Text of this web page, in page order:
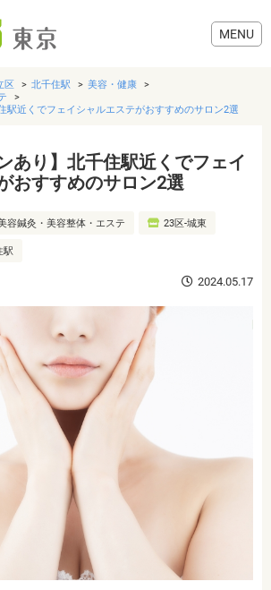
区 北千住駅
美容・健康
駅近くでフェイシャルエステがおすすめのサロン2選
あり】北千住駅近くでフェイ
おすすめのサロン2選
容鍼灸・美容整体・エステ 23区-城東
駅
2024.05.17